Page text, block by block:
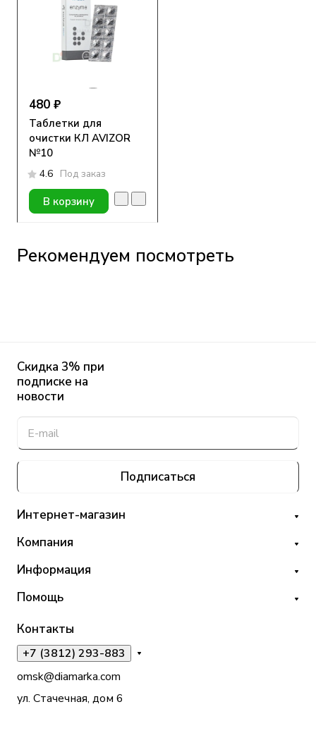
480 ₽
Таблетки для
очистки КЛ AVIZOR
№10
4.6 Под заказ
В корзину
Рекомендуем посмотреть
Скидка 3% при
подписке на
новости
Подписаться
Интернет-магазин
Компания
Информация
Помощь
Контакты
+7 (3812) 293-883
omsk@diamarka.com
ул. Стачечная, дом 6